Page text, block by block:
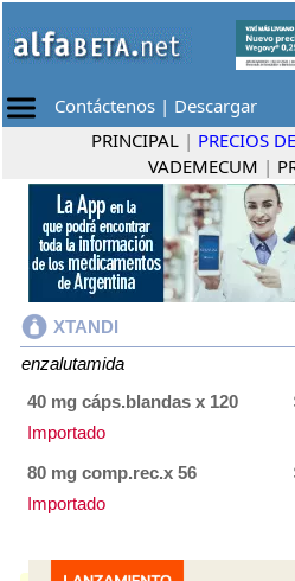
Contáctenos | Descargar
PRINCIPAL | PRECIOS
VADEMECUM |
XTANDI
enzalutamida
40 mg cáps.blandas x 120
Importado
80 mg comp.rec.x 56
Importado